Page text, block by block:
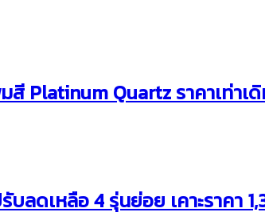
สี Platinum Quartz ราคาเท่า
บลดเหลือ 4 รุ่นย่อย เคาะราคา